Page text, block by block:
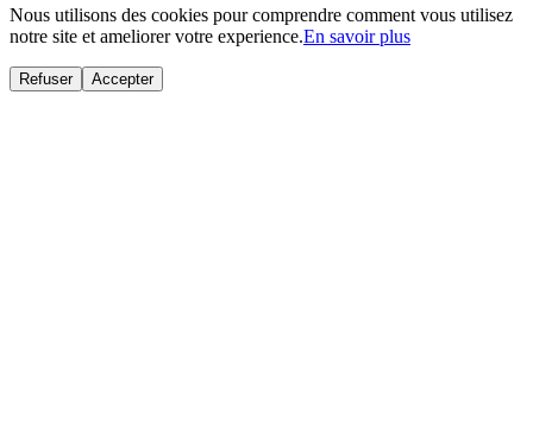
Nous utilisons des cookies pour comprendre comment vous utilisez
notre site et ameliorer votre experience.En savoir plus
Refuser Accepter